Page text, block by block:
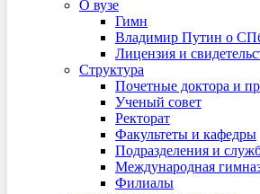
О вузе
Гимн
Владимир Путин о
Лицензия и
Структура
Почетные доктора и
Ученый совет
Ректорат
Факультеты и кафедры
Подразделения и
Международная
Филиалы